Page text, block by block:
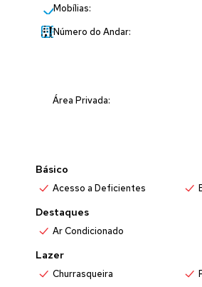
Mobílias:
Número do Andar:
Área Privada:
Básico
Acesso a Deficientes
Destaques
Ar Condicionado
Lazer
Churrasqueira